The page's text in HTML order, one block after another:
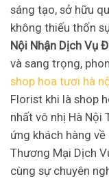
sáng tạo, sở hữu
không thiếu thốn
Nội Nhận Dịch Vụ
và sang trọng,
shop hoa tươi hà
Florist khi là shop
nhất vô nhị Hà Nội
ứng khách hàng
Thương Mại Dịch
cùng sự chuyên